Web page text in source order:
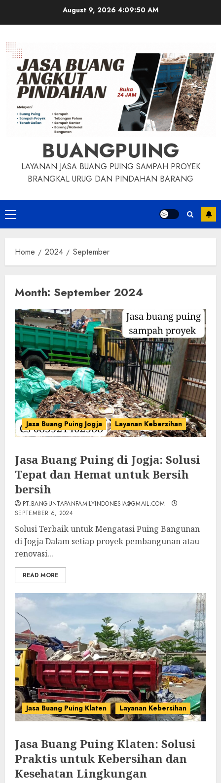
August 9, 20264:09:51 AM
BUANGPUING
LAYANAN JASA BUANG PUING SAMPAH PROYEK
BRANGKAL URUG DAN PINDAHAN BARANG
Primary
Menu
Home 2024 September
Month: September 2024
Jasa Buang Puing Jogja Layanan Kebersihan
Jasa Buang Puing di Jogja: Solusi
Tepat dan Hemat untuk Bersih
bersih
PT.BANGUNTAPANFAMILYINDONESIA@GMAIL.COM
SEPTEMBER 6, 2024
Solusi Terbaik untuk Mengatasi Puing Bangunan
di Jogja Dalam setiap proyek pembangunan atau
renovasi...
READ MORE
Jasa Buang Puing Klaten Layanan Kebersihan
Jasa Buang Puing Klaten: Solusi
Praktis untuk Kebersihan dan
Kesehatan Lingkungan